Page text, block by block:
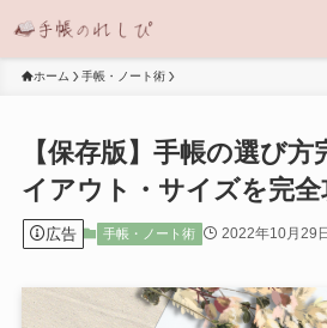
ホーム 手帳・ノート術
【保存版】手帳の選び
イアウト・サイズを完全
広告 手帳・ノート術 2022年10月29